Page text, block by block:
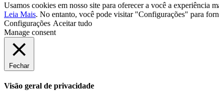
Usamos cookies em nosso site para oferecer a você a experiência
Leia Mais. No entanto, você pode visitar "Configurações" para
Configurações Aceitar tudo
Manage consent
Fechar
Visão geral de privacidade